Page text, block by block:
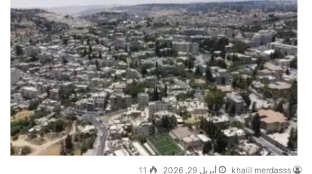
khalil merdasss أبريل 29, 2026 11